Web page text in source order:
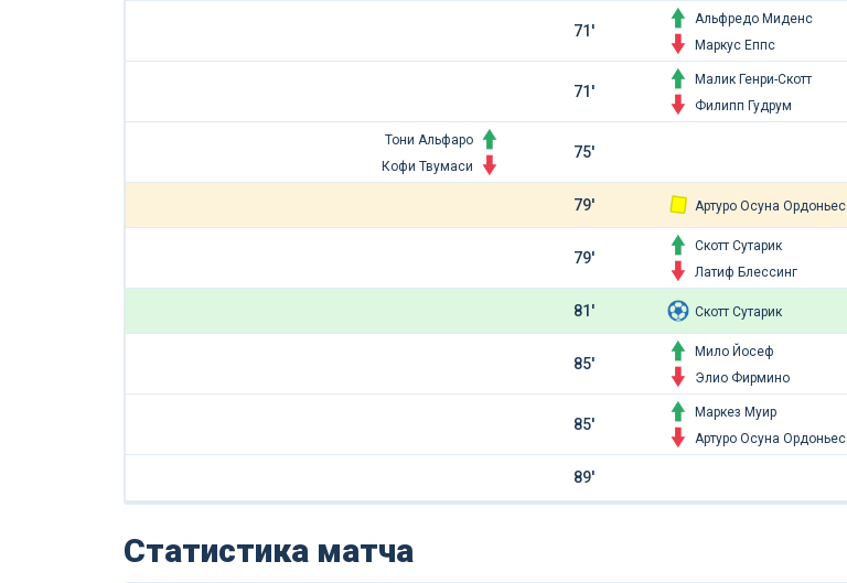
71'
Альфредо Миденс
Маркус Еппс
71'
Малик Генри-Скотт
Филипп Гудрум
Тони Альфаро
Кофи Твумаси
75'
79' Артуро Осуна Ордоньес
79'
Скотт Сутарик
Латиф Блессинг
81' Скотт Сутарик
85'
Мило Йосеф
Элио Фирмино
85'
Маркез Муир
Артуро Осуна Ордоньес
89'
Статистика матча